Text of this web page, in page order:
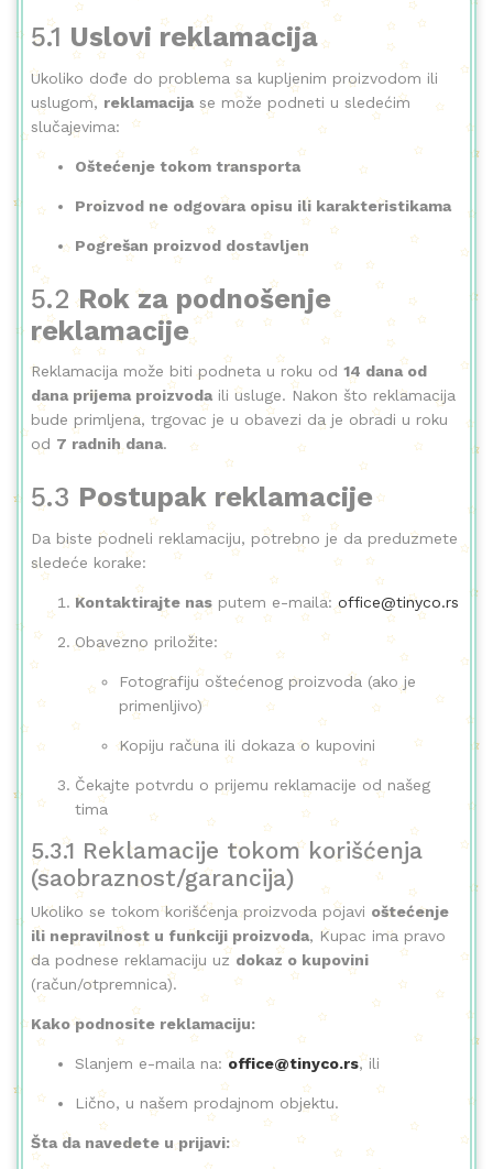
5.1 Uslovi reklamacija
Ukoliko dođe do problema sa kupljenim proizvodom ili
uslugom, reklamacija se može podneti u sledećim
slučajevima:
Oštećenje tokom transporta
Proizvod ne odgovara opisu ili karakteristikama
Pogrešan proizvod dostavljen
5.2Rok za podnošenje
reklamacije
Reklamacija može biti podneta u roku od 14 dana od
dana prijema proizvoda ili usluge. Nakon što reklamacija
bude primljena, trgovac je u obavezi da je obradi u roku
od 7 radnih dana.
5.3 Postupak reklamacije
Da biste podneli reklamaciju, potrebno je da preduzmete
sledeće korake:
Kontaktirajte nas putem e-maila:office@tinyco.rs
Obavezno priložite:
Fotografiju oštećenog proizvoda (ako je
primenljivo)
Kopiju računa ili dokaza o kupovini
Čekajte potvrdu o prijemu reklamacije od našeg
tima
5.3.1 Reklamacije tokom korišćenja
(saobraznost/garancija)
Ukoliko se tokom korišćenja proizvoda pojavi oštećenje
ili nepravilnost u funkciji proizvoda, Kupac ima pravo
da podnese reklamaciju uz dokaz o kupovini
(račun/otpremnica).
Kako podnosite reklamaciju:
Slanjem e-maila na:office@tinyco.rs, ili
Lično, u našem prodajnom objektu.
Šta da navedete u prijavi: